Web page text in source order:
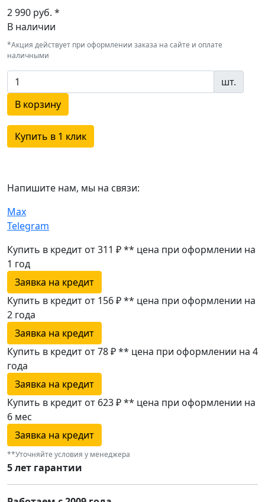
2 990 руб. *
В наличии
*Акция действует при оформлении заказа на сайте и оплате
наличными
шт.
В корзину
Купить в 1 клик
Напишите нам, мы на связи:
Max
Telegram
Купить в кредит от 311 ₽** цена при оформлении на
1 год
Заявка на кредит
Купить в кредит от 156 ₽** цена при оформлении на
2 года
Заявка на кредит
Купить в кредит от 78 ₽** цена при оформлении на 4
года
Заявка на кредит
Купить в кредит от 623 ₽** цена при оформлении на
6 мес
Заявка на кредит
**Уточняйте условия у менеджера
5 лет гарантии